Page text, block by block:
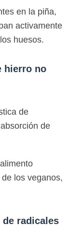
en la piña,
activamente
huesos.
hierro no
de
de
los veganos,
radicales